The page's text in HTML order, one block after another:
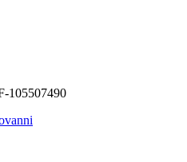
105507490